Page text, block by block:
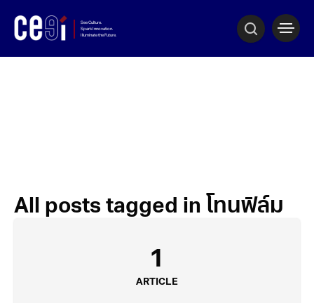
All posts tagged in โทนฟิล์ม
1
ARTICLE